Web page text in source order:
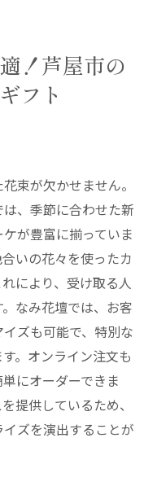
！芦屋市の
フト
束が欠かせません。
、季節に合わせた新
が豊富に揃っていま
いの花々を使ったカ
により、受け取る人
なみ花壇では、お客
ズも可能で、特別な
。オンライン注文も
にオーダーできま
提供しているため、
ズを演出することが